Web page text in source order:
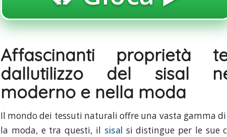
Affascinanti proprietà
dallutilizzo del sisal
moderno e nella moda
Il mondo dei tessuti naturali offre una vasta gamma
la moda, e tra questi, il sisal si distingue per le sue